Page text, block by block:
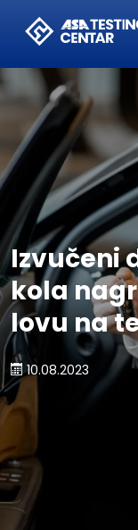
Izvučeni
kola
lovu na
10.08.2023